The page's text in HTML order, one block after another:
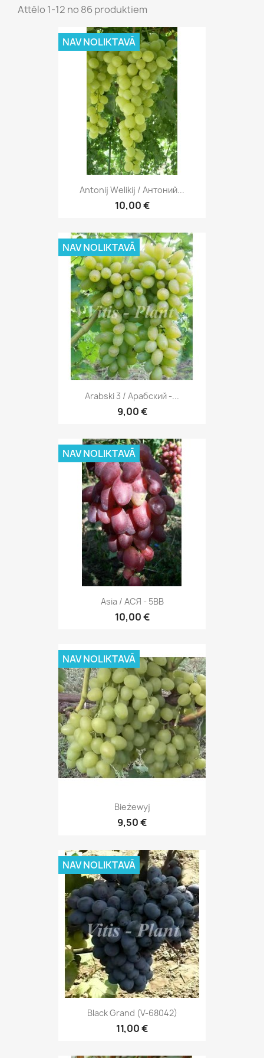
Attēlo 1-12 no 86 produktiem
Antonij Welikij / Антоний...
10,00 €
NAV NOLIKTAVĀ
Arabski 3 / Арабский -...
9,00 €
NAV NOLIKTAVĀ
Asia / АСЯ - 5BB
10,00 €
NAV NOLIKTAVĀ
Bieżewyj
9,50 €
NAV NOLIKTAVĀ
Black Grand (V-68042)
11,00 €
NAV NOLIKTAVĀ